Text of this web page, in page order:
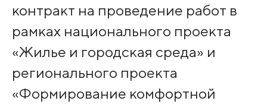
контракт на проведение работ в
рамках национального проекта
«Жилье и городская среда» и
регионального проекта
«Формирование комфортной